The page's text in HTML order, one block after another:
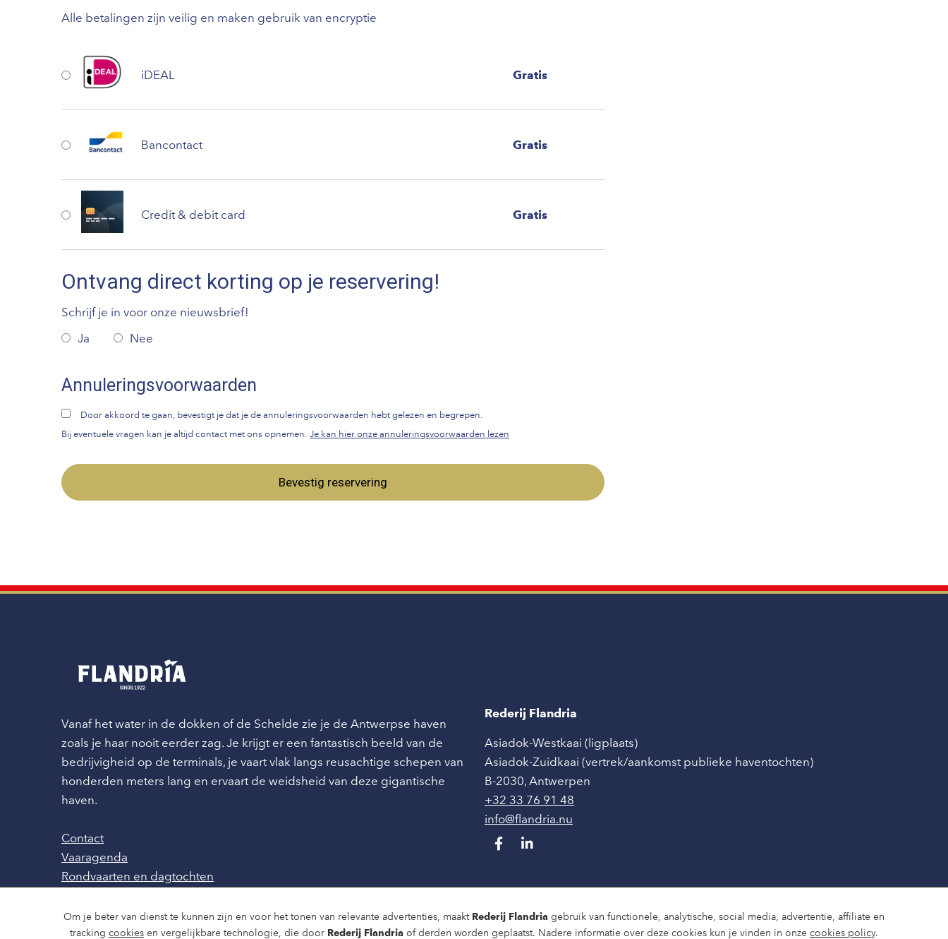
Om je beter van dienst te kunnen zijn en voor het tonen van relevante advertenties, maakt Rederij Flandria gebruik van functionele, analytische, social media, advertentie, affiliate en
tracking cookies en vergelijkbare technologie, die door Rederij Flandria of derden worden geplaatst. Nadere informatie over deze cookies kun je vinden in onze cookies policy.
Alle betalingen zijn veilig en maken gebruik van encryptie
iDEAL Gratis
Bancontact Gratis
Credit & debit card Gratis
Ontvang direct korting op je reservering!
Schrijf je in voor onze nieuwsbrief!
Ja
Nee
Annuleringsvoorwaarden
Door akkoord te gaan, bevestigt je dat je de annuleringsvoorwaarden hebt gelezen en begrepen.
Bij eventuele vragen kan je altijd contact met ons opnemen. Je kan hier onze annuleringsvoorwaarden lezen
Bevestig reservering
Vanaf het water in de dokken of de Schelde zie je de Antwerpse haven
zoals je haar nooit eerder zag. Je krijgt er een fantastisch beeld van de
bedrijvigheid op de terminals, je vaart vlak langs reusachtige schepen van
honderden meters lang en ervaart de weidsheid van deze gigantische
haven.
Rederij Flandria
Asiadok-Westkaai (ligplaats)
Asiadok-Zuidkaai (vertrek/aankomst publieke haventochten)
B-2030, Antwerpen
+32 33 76 91 48
info@flandria.nu
Contact
Vaaragenda
Rondvaarten en dagtochten
Over ons
Route en bereikbaarheid